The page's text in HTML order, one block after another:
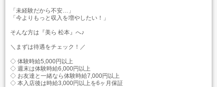
「未経験だから不安…」
「今よりもっと収入を増やしたい！」
そんな方は『美ら 松本』へ♪
＼まずは待遇をチェック！／
◇ 体験時給5,000円以上
◇ 週末は体験時給6,000円以上
◇ お友達と一緒なら体験時給7,000円以上
◇ 本入店後は時給3,000円以上を6ヶ月保証